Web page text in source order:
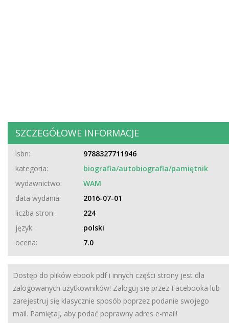
SZCZEGÓŁOWE INFORMACJE
isbn:
9788327711946
kategoria:
biografia/autobiografia/pamiętnik
wydawnictwo:
WAM
data wydania:
2016-07-01
liczba stron:
224
język:
polski
ocena:
7.0
Dostęp do plików ebook pdf i innych części strony jest dla
zalogowanych użytkowników! Zaloguj się przez Facebooka lub
zarejestruj się klasycznie sposób poprzez podanie swojego
mail. Pamiętaj, aby podać poprawny adres e-mail!